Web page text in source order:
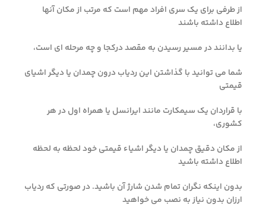
از طرفی برای یک سری افراد مهم است که مرتب از مکان آنها
اطلاع داشته باشند
یا بدانند در مسیر رسیدن به مقصد درکجا و چه مرحله ای است،
شما می توانید با گذاشتن این ردیاب درون چمدان یا دیگر اشیای
قیمتی
با قراردان یک سیمکارت مانند ایرانسل یا همراه اول در هر
کشوری،
از مکان دقیق چمدان یا دیگر اشیاء قیمتی خود لحظه به لحظه
اطلاع داشته باشید
بدون اینکه نگران تمام شدن شارژ آن باشید. در صورتی که ردیاب
ارزان بدون نیاز به نصب می خواهید